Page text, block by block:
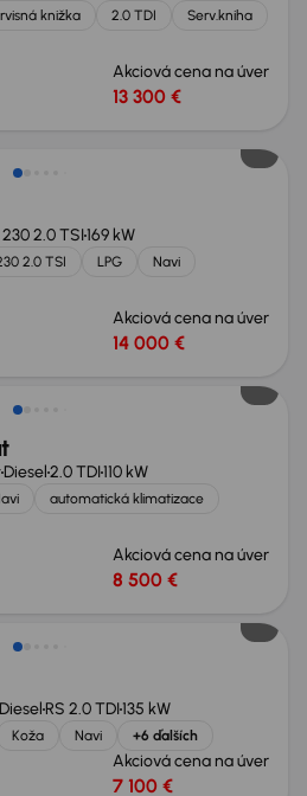
knižka 2.0 TDI
Serv.kniha
Akciová cena na úver
13 300 €
230 2.0 TSI169 kW
2.0 TSI LPG
Navi
Akciová cena na úver
14 000 €
Diesel2.0 TDI110 kW
automatická klimatizace
Akciová cena na úver
8 500 €
Diesel RS 2.0 TDI135 kW
Koža Navi +6 ďalších
Akciová cena na úver
7 100 €